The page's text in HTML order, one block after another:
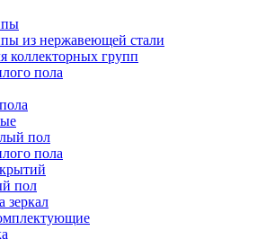
из нержавеющей стали
коллекторных групп
пола
пол
пола
пол
зеркал